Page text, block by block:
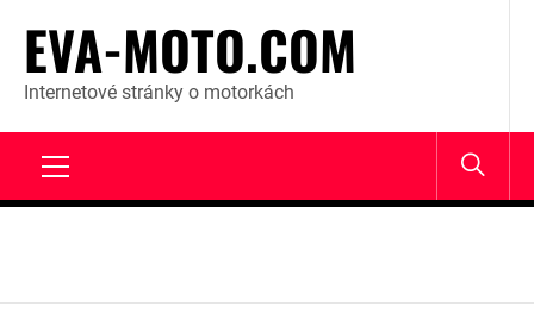
content
EVA-MOTO.COM
Internetové stránky o motorkách